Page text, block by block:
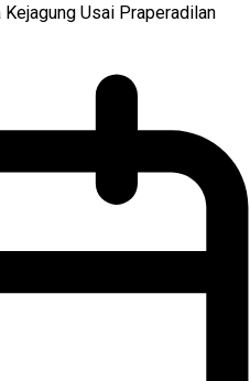
Usai Praperadilan